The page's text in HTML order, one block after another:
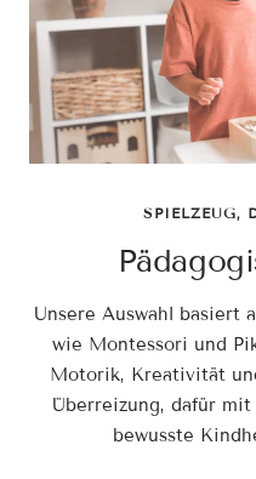
SPIELZEUG,
Unsere Auswahl basiert
wie Montessori und
Motorik, Kreativität
Überreizung, dafür
bewusste